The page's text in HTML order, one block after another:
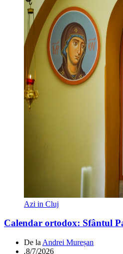
Azi in Cluj
Calendar ortodox: Sfântul
De la Andrei Mureșan
.8/7/2026